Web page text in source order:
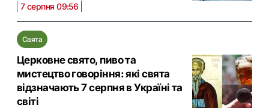
7 серпня 09:56
Свята
Церковне свято, пиво та
мистецтво говоріння: які свята
відзначають 7 серпня в Україні та
світі